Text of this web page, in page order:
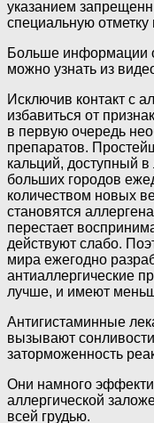
указанием
специальную отметку
Больше информации
можно узнать из
Исключив контакт с
избавиться от
в первую очередь
препаратов.
кальций, доступный
больших городов
количеством новых
становятся
перестает
действуют слабо.
мира ежегодно
антиаллергические
лучше, и имеют
Антигистаминные
вызывают
заторможенность
Они намного
аллергической
всей грудью.